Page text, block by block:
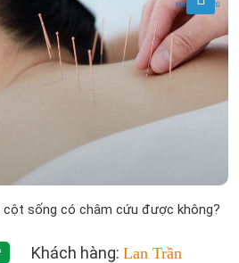
sống có châm cứu được không?
Khách hàng: Lan Trần